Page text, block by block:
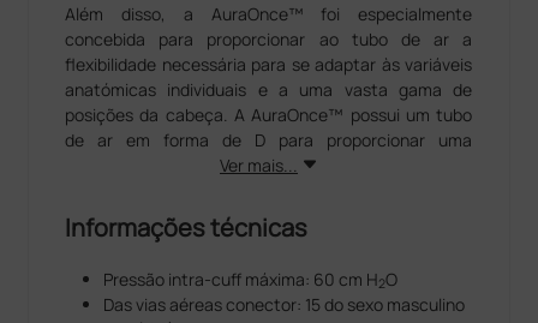
Além disso, a AuraOnce™ foi especialmente
concebida para proporcionar ao tubo de ar a
flexibilidade necessária para se adaptar às variáveis
anatómicas individuais e a uma vasta gama de
posições da cabeça. A AuraOnce™ possui um tubo
de ar em forma de D para proporcionar uma
aderência segura e ergonómica durante a inserção.
a pressão interna mais baixa. Invólucro estéril pronto
a usar com código de cores e instruções de
Tampa e tubo de ar moldados numa única peça
com curvatura anatomicamente correta
Ver mais...
Informações técnicas
Pressão intra-cuff máxima: 60 cm H2O
Das vias aéreas conector: 15 do sexo masculino